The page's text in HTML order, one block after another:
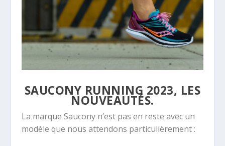
SAUCONY RUNNING 2023, LES
NOUVEAUTÉS.
La marque Saucony n’est pas en reste avec un
modèle que nous attendons particulièrement :